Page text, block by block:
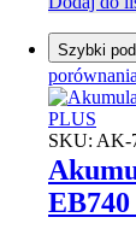
Szybki
porównania
SKU: AK-